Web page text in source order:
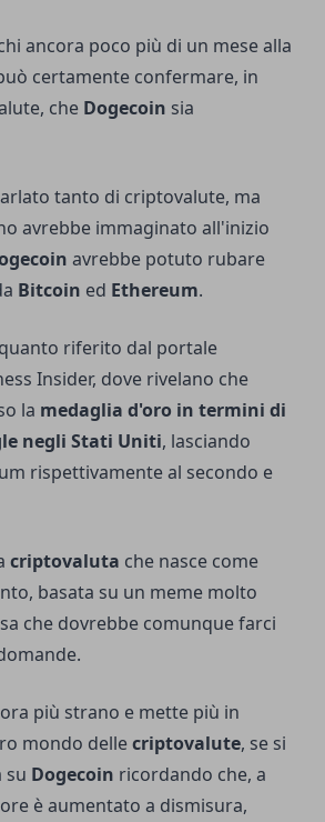
ancora poco più di un mese alla
certamente confermare, in
che Dogecoin sia
tanto di criptovalute, ma
avrebbe immaginato all'inizio
avrebbe potuto rubare
Bitcoin ed Ethereum.
riferito dal portale
Insider, dove rivelano che
la medaglia d'oro in termini di
negli Stati Uniti, lasciando
rispettivamente al secondo e
criptovaluta che nasce come
basata su un meme molto
che dovrebbe comunque farci
più strano e mette più in
mondo dellecriptovalute, se si
su Dogecoin ricordando che, a
è aumentato a dismisura,